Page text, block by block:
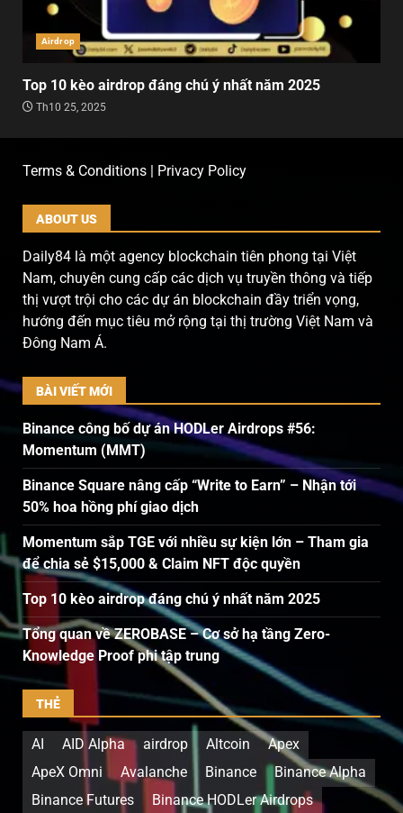
Airdrop
Top 10 kèo airdrop đáng chú ý nhất năm 2025
Th10 25, 2025
Terms & Conditions | Privacy Policy
ABOUT US
Daily84 là một agency blockchain tiên phong tại Việt
Nam, chuyên cung cấp các dịch vụ truyền thông và tiếp
thị vượt trội cho các dự án blockchain đầy triển vọng,
hướng đến mục tiêu mở rộng tại thị trường Việt Nam và
Đông Nam Á.
BÀI VIẾT MỚI
Binance công bố dự án HODLer Airdrops #56:
Momentum (MMT)
Binance Square nâng cấp “Write to Earn” – Nhận tới
50% hoa hồng phí giao dịch
Momentum sắp TGE với nhiều sự kiện lớn – Tham gia
để chia sẻ $15,000 & Claim NFT độc quyền
Top 10 kèo airdrop đáng chú ý nhất năm 2025
Tổng quan về ZEROBASE – Cơ sở hạ tầng Zero-
Knowledge Proof phi tập trung
THẺ
AI AID Alpha airdrop Altcoin
Apex
ApeX Omni
Avalanche Binance
Binance Alpha
Binance Futures
Binance HODLer Airdrops